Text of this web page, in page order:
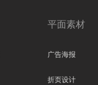
平面素材
广告海报
折页设计